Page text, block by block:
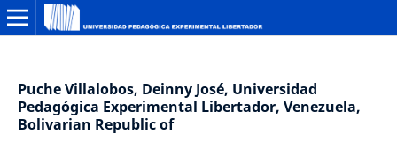
Puche Villalobos, Deinny José, Universidad
Pedagógica Experimental Libertador, Venezuela,
Bolivarian Republic of